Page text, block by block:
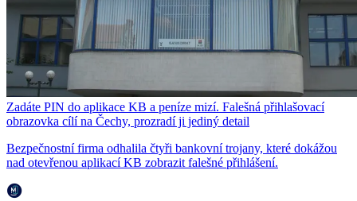
Zadáte PIN do aplikace KB a peníze mizí. Falešná přihlašovací
obrazovka cílí na Čechy, prozradí ji jediný detail
Bezpečnostní firma odhalila čtyři bankovní trojany, které dokážou
nad otevřenou aplikací KB zobrazit falešné přihlášení.